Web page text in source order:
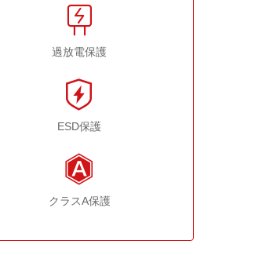
過放電保護
ESD保護
クラスA保護